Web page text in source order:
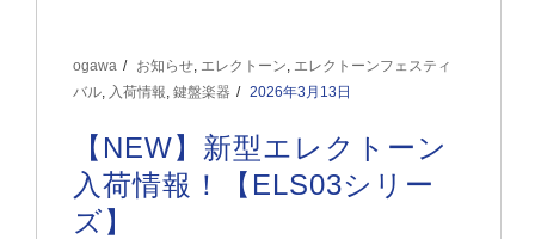
ogawa お知らせ エレクトーン エレクトーンフェスティ
バル
入荷情報 鍵盤楽器 2026年3月13日
【NEW】新型エレクトーン
入荷情報！【ELS03シリー
ズ】